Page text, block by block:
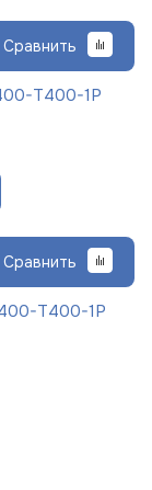
Сравнить
Т400-1Р
Сравнить
Т400-1Р